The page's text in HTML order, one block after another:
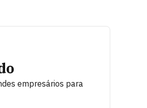
empresários para